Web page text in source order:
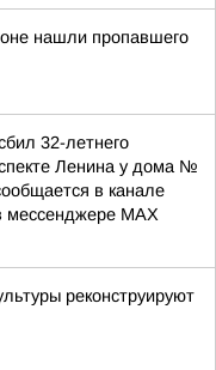
нашли пропавшего
32-летнего
Ленина у дома №
в канале
мессенджере MAX
реконструируют